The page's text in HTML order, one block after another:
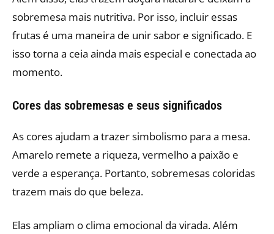
sobremesa mais nutritiva. Por isso, incluir essas
frutas é uma maneira de unir sabor e significado. E
isso torna a ceia ainda mais especial e conectada ao
momento.
Cores das sobremesas e seus significados
As cores ajudam a trazer simbolismo para a mesa.
Amarelo remete a riqueza, vermelho a paixão e
verde a esperança. Portanto, sobremesas coloridas
trazem mais do que beleza.
Elas ampliam o clima emocional da virada. Além